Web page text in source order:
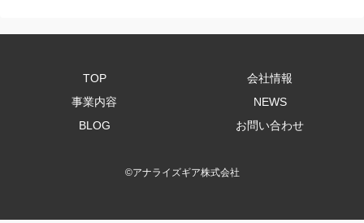
TOP
会社情報
事業内容
NEWS
BLOG
お問い合わせ
©アナライズギア株式会社